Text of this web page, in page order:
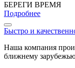
БЕРЕГИ ВРЕМЯ
Подробнее
Быстро и
Наша компания
ближнему